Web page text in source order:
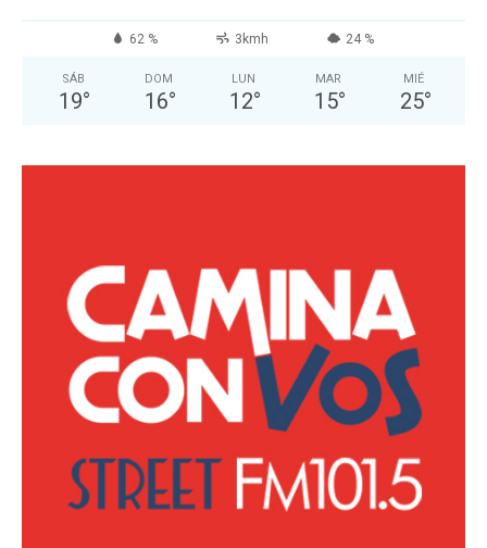
62 % 3kmh 24 %
SÁB
19°
DOM
16°
LUN
12°
MAR
15°
MIÉ
25°